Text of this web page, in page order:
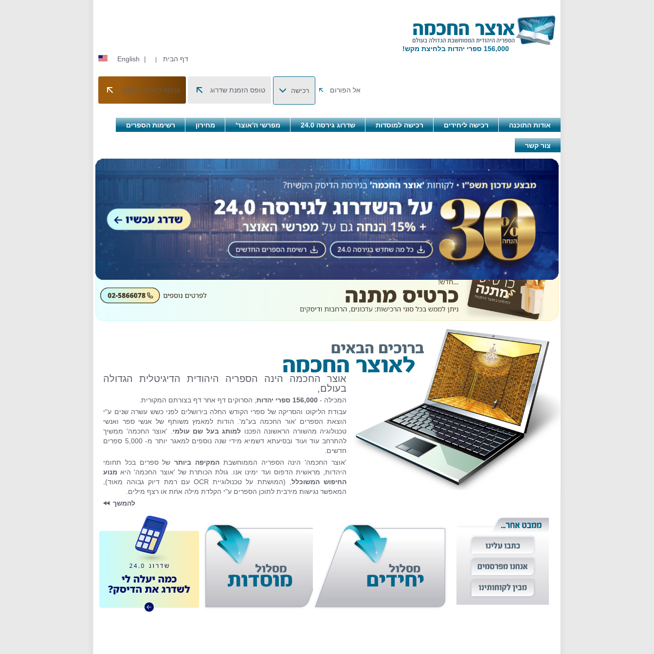
דף הבית
|
English
כניסה ל'אוצר המקוון' טופס הזמנת שדרוג רכישה אל הפורום
אודות התוכנה רכישה ליחידים רכישה למוסדות שדרוג גירסה 24.0 מפרשי ה'אוצר' מחירון רשימות הספרים
צור קשר
אוצר החכמה הינה הספריה היהודית הדיגיטלית הגדולה
בעולם,
המכילה - 156,000 ספרי יהדות
, הסרוקים דף אחר דף בצורתם המקורית.
עבודת הליקוט והסריקה של ספרי הקודש החלה בירושלים לפני כשש עשרה שנים ע"י
הוצאת הספרים 'אור החכמה בע"מ'. הודות למאמץ משותף של אנשי ספר ואנשי
טכנולוגיה מהשורה הראשונה הפכנו למותג בעל שם עולמי. 'אוצר החכמה' ממשיך
להתרחב עוד ועוד ובסיעתא דשמיא מידי שנה נוספים למאגר יותר מ- 5,000 ספרים
חדשים.
'אוצר החכמה' הינה הספריה הממוחשבת המקיפה ביותר של ספרים בכל תחומי
היהדות, מראשית הדפוס ועד ימינו אנו. גולת הכותרת של 'אוצר החכמה' היא מנוע
החיפוש המשוכלל
, (המושתת על טכנולוגיית OCR עם רמת דיוק גבוהה מאוד),
המאפשר נגישות מירבית לתוכן הספרים ע"י הקלדת מילה אחת או רצף מילים.
להמשך